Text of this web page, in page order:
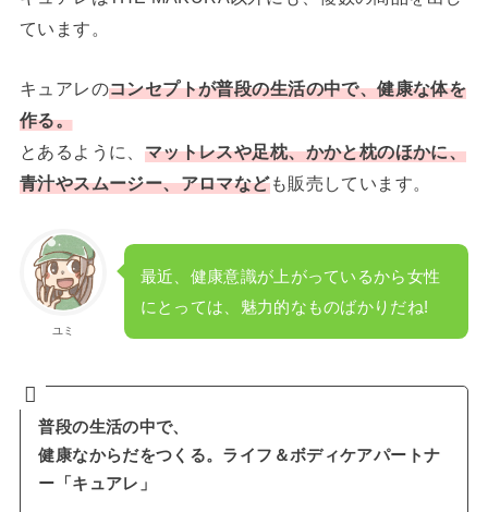
ています。
キュアレのコンセプトが普段の生活の中で、健康な体を
作る。
とあるように、 マットレスや足枕、かかと枕のほかに、
青汁やスムージー、アロマなども販売しています。
ユミ
最近、健康意識が上がっているから女性
にとっては、魅力的なものばかりだね!
普段の生活の中で、
健康なからだをつくる。ライフ＆ボディケアパートナ
ー「キュアレ」